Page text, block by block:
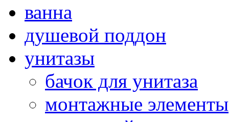
ванна
душевой поддон
унитазы
бачок для унитаза
монтажные элементы